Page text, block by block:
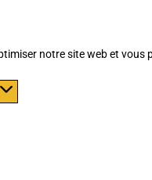
notre site web et